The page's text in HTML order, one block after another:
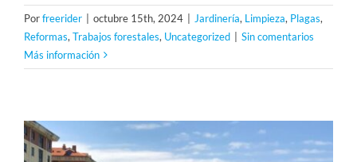
Porfreerider octubre 15th, 2024 Jardinería, Limpieza, Plagas,
Reformas,Trabajos forestales, Uncategorized
Sin comentarios
Más información